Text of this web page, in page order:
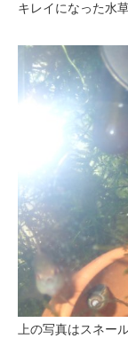
キレイになった水
上の写真はスネー